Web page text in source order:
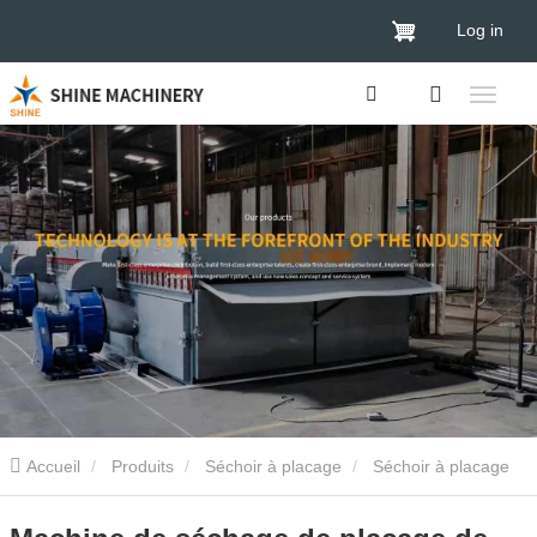
Log in
Accueil Produits Séchoir à placage Séchoir à placage
de contreplaqué